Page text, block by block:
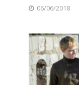
06/06/2018